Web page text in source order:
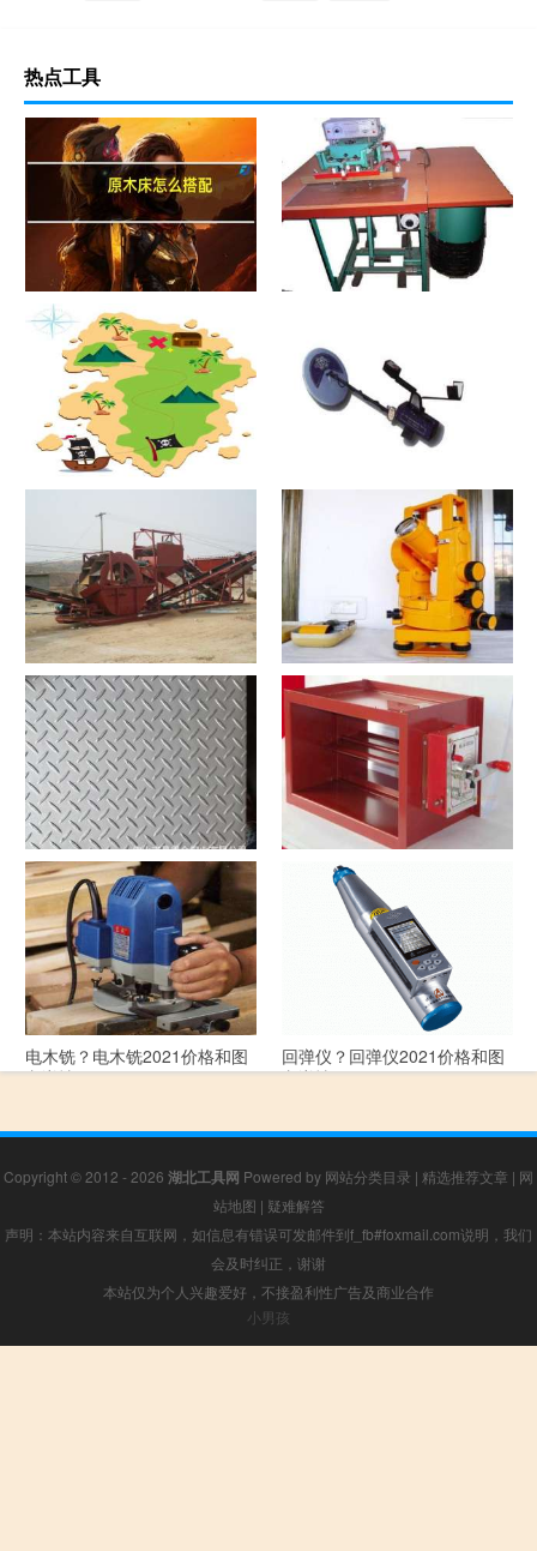
热点工具
原木床怎么搭配
寻宝？寻宝2021价格和图文详
探测器？探测器2021价格和图
文详情
洗沙机？洗沙机2021价格和图
文详情
经纬仪？经纬仪2021价格和图
文详情
花纹板？花纹板2021价格和图
文详情
排烟阀？排烟阀2021价格和图
电木铣？电木铣2021价格和图
文详情
回弹仪？回弹仪2021价格和图
文详情
Copyright © 2012 - 2026 湖北工具网 Powered by 网站分类目录 | 精选推荐文章 | 网
站地图 | 疑难解答
声明：本站内容来自互联网，如信息有错误可发邮件到f_fb#foxmail.com说明，我们
会及时纠正，谢谢
本站仅为个人兴趣爱好，不接盈利性广告及商业合作
小男孩